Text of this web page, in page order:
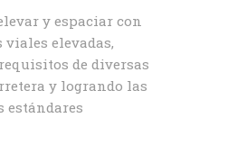
y espaciar con
elevadas,
de diversas
y logrando las
estándares